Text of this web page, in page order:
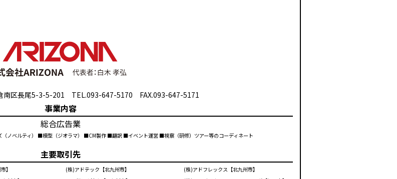
南区長尾5-3-5-201 TEL.093-647-5170 FAX.093-647-5171
事業内容
総合広告業
ベルティ） ■模型（ジオラマ） ■CM製作 ■翻訳 ■イベント運営 ■視察（研修）ツアー等のコーディネート
主要取引先
】 (株)アドテック【北九州市】
(株)アドフレックス【北九州市】